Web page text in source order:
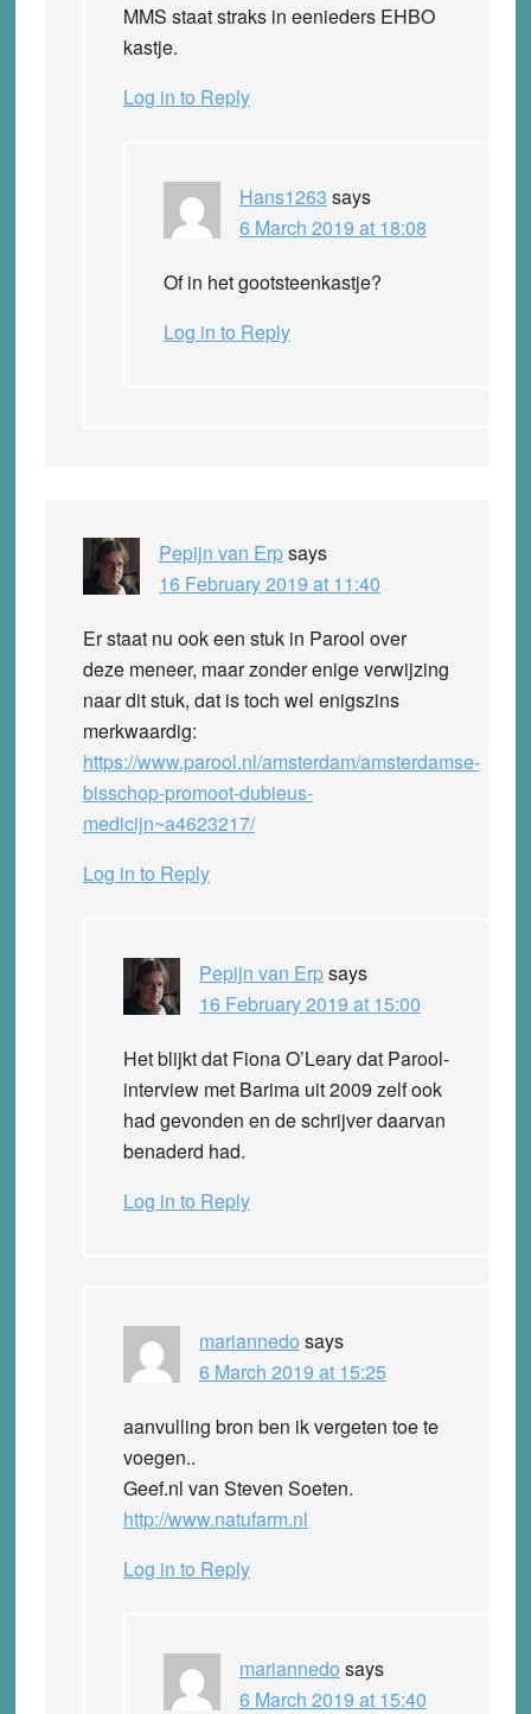
MMS staat straks in eenieders EHBO
kastje.
Log in to Reply
Hans1263 says
6 March 2019 at 18:08
Of in het gootsteenkastje?
Log in to Reply
Pepijn van Erpsays
16 February 2019 at 11:40
Er staat nu ook een stuk in Parool over
deze meneer, maar zonder enige verwijzing
naar dit stuk, dat is toch wel enigszins
merkwaardig:
https://www.parool.nl/amsterdam/amsterdamse-
bisschop-promoot-dubieus-
medicijn~a4623217/
Log in to Reply
Pepijn van Erpsays
16 February 2019 at 15:00
Het blijkt dat Fiona O’Leary dat Parool-
interview met Barima uit 2009 zelf ook
had gevonden en de schrijver daarvan
benaderd had.
Log in to Reply
mariannedo says
6 March 2019 at 15:25
aanvulling bron ben ik vergeten toe te
voegen..
Geef.nl van Steven Soeten.
http://www.natufarm.nl
Log in to Reply
mariannedo says
6 March 2019 at 15:40